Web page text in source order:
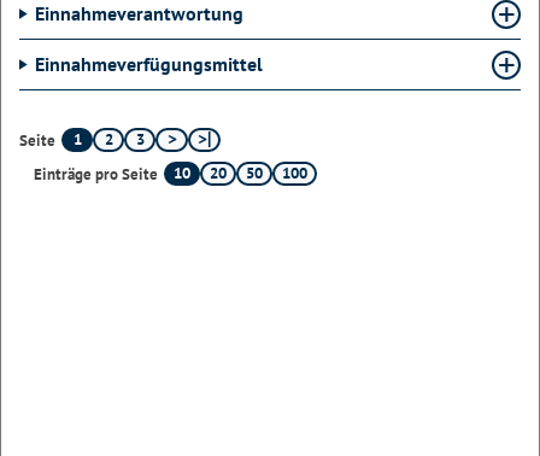
Einnahmeverantwortung
Einnahmeverfügungsmittel
Seite 1 2
3
Einträge pro Seite
10 20 50 100